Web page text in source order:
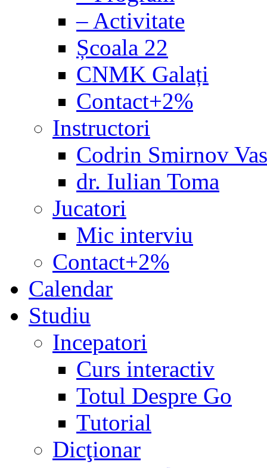
– Activitate
Școala 22
CNMK Galați
Contact+2%
Instructori
Codrin Smirnov
dr. Iulian Toma
Jucatori
Mic interviu
Contact+2%
Calendar
Studiu
Incepatori
Curs interactiv
Totul Despre Go
Tutorial
Dicţionar